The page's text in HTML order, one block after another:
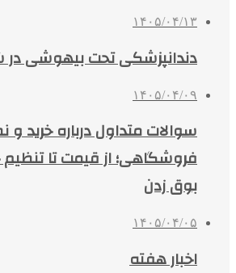
۱۴۰۵/۰۴/۱۳
دندانپزشکی تحت بیهوشی در
۱۴۰۵/۰۴/۰۹
سوالات متداول درباره خرید
فروشگاهی؛ از قیمت تا
بوق زدن
۱۴۰۵/۰۴/۰۵
اخبار هفته